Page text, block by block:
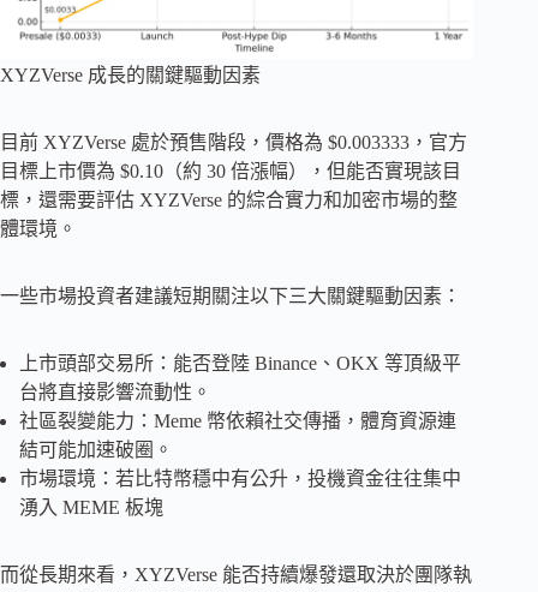
XYZVerse 成長的關鍵驅動因素
目前 XYZVerse 處於預售階段，價格為 $0.003333，官方
目標上市價為 $0.10（約 30 倍漲幅），但能否實現該目
標，還需要評估 XYZVerse 的綜合實力和加密市場的整
體環境。
一些市場投資者建議短期關注以下三大關鍵驅動因素：
上市頭部交易所：能否登陸 Binance、OKX 等頂級平
台將直接影響流動性。
社區裂變能力：Meme 幣依賴社交傳播，體育資源連
結可能加速破圈。
市場環境：若比特幣穩中有公升，投機資金往往集中
湧入 MEME 板塊
而從長期來看，XYZVerse 能否持續爆發還取決於團隊執